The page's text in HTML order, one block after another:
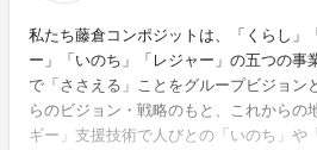
私たち藤倉コンポジットは、「くらし」
ー」「いのち」「レジャー」の五つの事
で「ささえる」ことをグループビジョン
らのビジョン・戦略のもと、これからの
ギー」支援技術で人びとの「いのち」や